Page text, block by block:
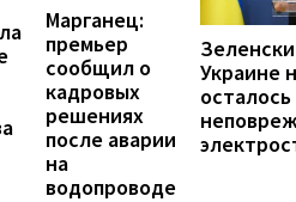
Марганец:
премьер
сообщил о
кадровых
решениях
после аварии
на
водопроводе
Украине
осталось